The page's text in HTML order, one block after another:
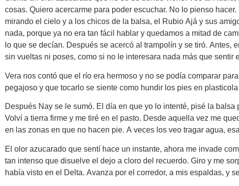
cosas. Quiero acercarme para poder escuchar. No lo pienso
mirando el cielo y a los chicos de la balsa, el Rubio Ajá y sus
nada, porque ya no era tan fácil hablar y quedamos a mitad de
lo que se decían. Después se acercó al trampolín y se tiró.
sin vueltas ni poses, como si no le interesara nada más que
Vera nos contó que el río era hermoso y no se podía comparar
pegajoso y que tocarlo se siente como hundir los pies en
Después Nay se le sumó. El día en que yo lo intenté, pisé la
Volví a tierra firme y me tiré en el pasto. Desde aquella vez me
en las zonas en que no hacen pie. A veces los veo tragar agua,
El olor azucarado que sentí hace un instante, ahora me invade
tan intenso que disuelve el dejo a cloro del recuerdo. Giro y me
había visto en el Delta. Avanza por el corredor, a mis espaldas, y